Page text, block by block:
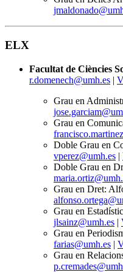
ELX
Facultat de Ciències
r.domenech@umh.es |
Grau en
Grau en
Doble Grau en
vperez@umh.es |
Doble Grau en
Grau en Dret:
Grau en
jlsainz@umh.es |
Grau en
farias@umh.es |
Grau en